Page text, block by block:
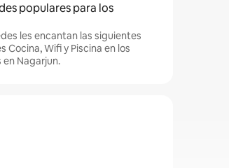
populares para los
les encantan las siguientes
Cocina, Wifi y Piscina en los
Nagarjun.